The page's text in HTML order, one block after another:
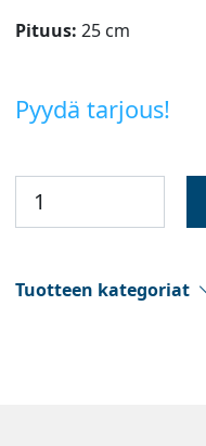
Pituus: 25 cm
Pyydä tarjous!
Tuotteen kategoriat